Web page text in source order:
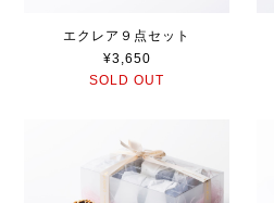
エクレア９点セット
¥3,650
SOLD OUT